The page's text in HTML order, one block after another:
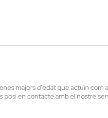
majors d'edat que actuïn com
posi en contacte amb el nostre